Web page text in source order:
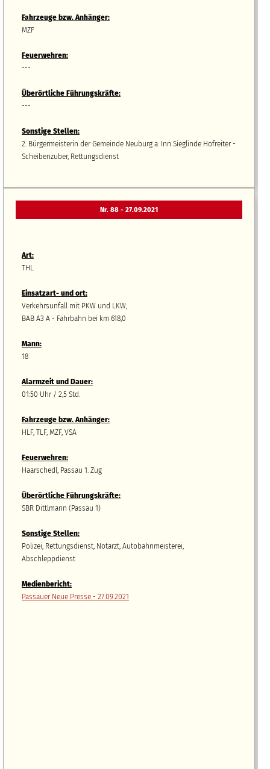
Fahrzeuge bzw.Anhänger:
MZF
Feuerwehren:
---
Überörtliche Führungskräfte:
---
Sonstige Stellen:
2. Bürgermeisterin der Gemeinde Neuburg a. Inn Sieglinde Hofreiter -
Scheibenzuber, Rettungsdienst
Nr. 88 - 27.09.2021
Art:
THL
Einsatzart- und ort:
Verkehrsunfall mit PKW und LKW,
BAB A3 A - Fahrbahn bei km 618,0
Mann:
18
Alarmzeit und Dauer:
01:50 Uhr / 2,5 Std.
Fahrzeuge bzw.Anhänger:
HLF, TLF, MZF, VSA
Feuerwehren:
Haarschedl, Passau 1. Zug
Überörtliche Führungskräfte:
SBR Dittlmann (Passau 1)
Sonstige Stellen:
Polizei, Rettungsdienst, Notarzt, Autobahnmeisterei,
Abschleppdienst
Medienbericht:
Passauer Neue Presse - 27.09.2021